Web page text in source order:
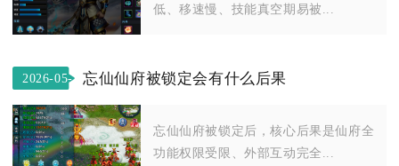
低、移速慢、技能真空期易被...
2026-05-
忘仙仙府被锁定会有什么后果
忘仙仙府被锁定后，核心后果是仙府全
功能权限受限、外部互动完全...